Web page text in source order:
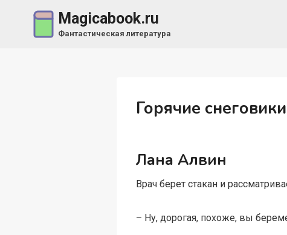
содержимому
Magicabook.ru
Фантастическая литература
Горячие снеговики
Лана Алвин
Врач берет стакан и
– Ну, дорогая, похоже, вы